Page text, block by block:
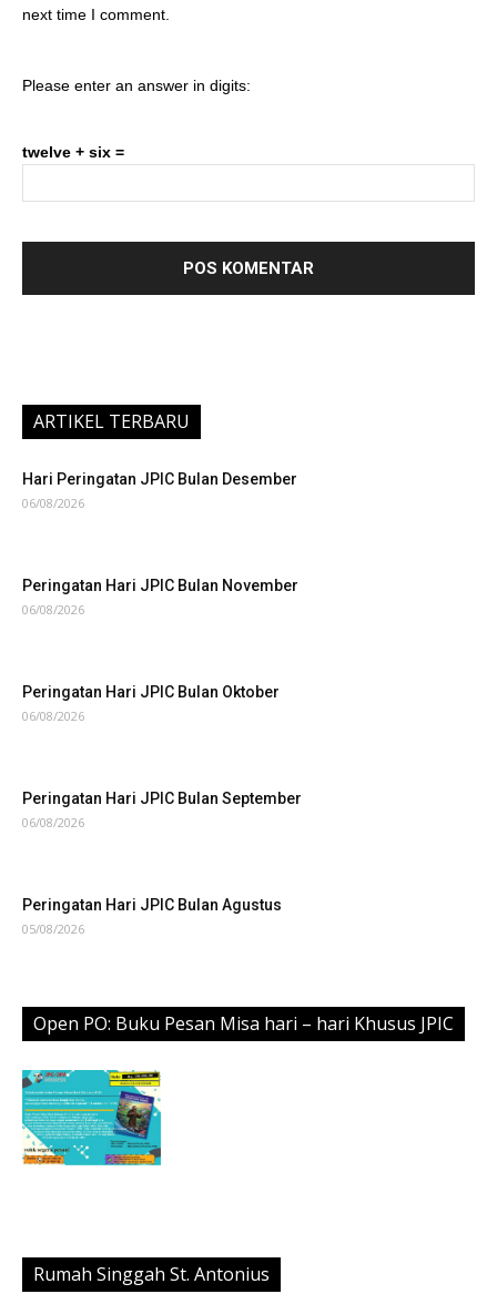
next time I comment.
Please enter an answer in digits:
twelve + six =
ARTIKEL TERBARU
Hari Peringatan JPIC Bulan Desember
06/08/2026
Peringatan Hari JPIC Bulan November
06/08/2026
Peringatan Hari JPIC Bulan Oktober
06/08/2026
Peringatan Hari JPIC Bulan September
06/08/2026
Peringatan Hari JPIC Bulan Agustus
05/08/2026
Open PO: Buku Pesan Misa hari – hari Khusus JPIC
Rumah Singgah St. Antonius